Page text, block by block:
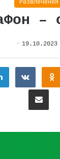
Развлечения
–
19.10.2023
LinkedIn
Поделиться через